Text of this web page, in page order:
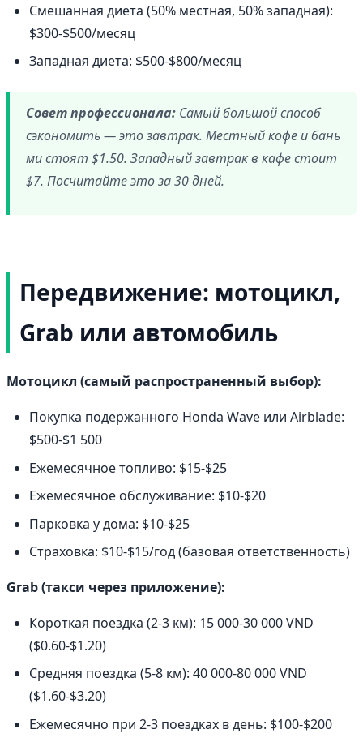
Смешанная диета (50% местная, 50% западная):
$300-$500/месяц
Западная диета: $500-$800/месяц
Совет профессионала: Самый большой способ
сэкономить — это завтрак. Местный кофе и бань
ми стоят $1.50. Западный завтрак в кафе стоит
$7. Посчитайте это за 30 дней.
Передвижение: мотоцикл,
Grab или автомобиль
Мотоцикл (самый распространенный выбор):
Покупка подержанного Honda Wave или Airblade:
$500-$1 500
Ежемесячное топливо: $15-$25
Ежемесячное обслуживание: $10-$20
Парковка у дома: $10-$25
Страховка: $10-$15/год (базовая ответственность)
Grab (такси через приложение):
Короткая поездка (2-3 км): 15 000-30 000 VND
($0.60-$1.20)
Средняя поездка (5-8 км): 40 000-80 000 VND
($1.60-$3.20)
Ежемесячно при 2-3 поездках в день: $100-$200